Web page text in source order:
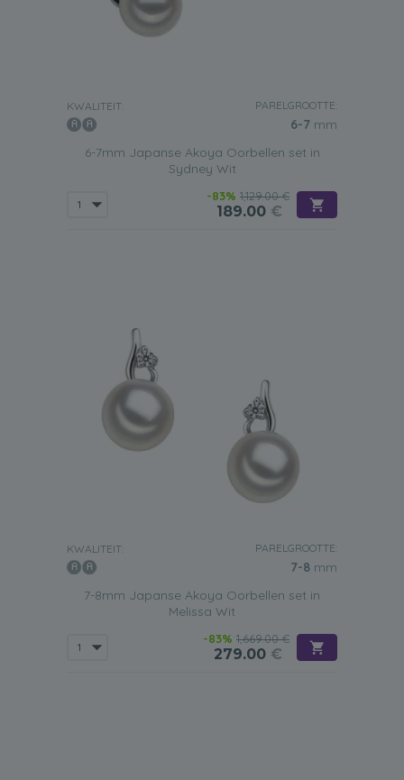
KWALITEIT: PARELGROOTTE:
6-7 mm
6-7mm Japanse Akoya Oorbellen set in
Sydney Wit
-83% 1,129.00 €
189.00 €
KWALITEIT: PARELGROOTTE:
7-8 mm
7-8mm Japanse Akoya Oorbellen set in
Melissa Wit
-83% 1,669.00 €
279.00 €